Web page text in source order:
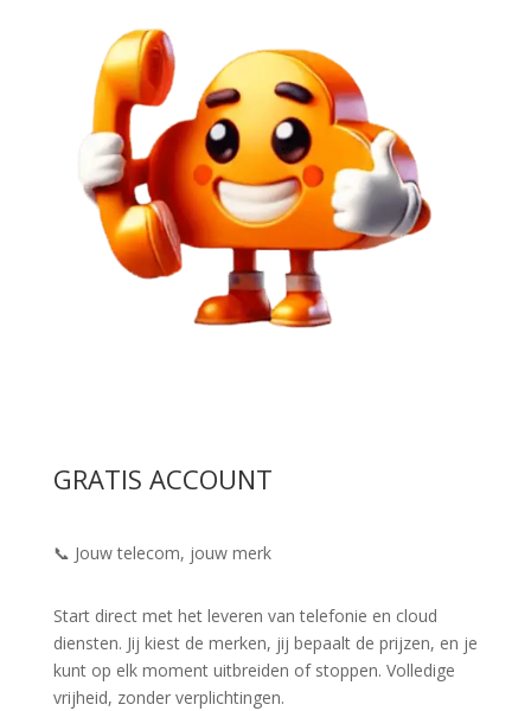
GRATIS ACCOUNT
📞 Jouw telecom, jouw merk
Start direct met het leveren van telefonie en cloud
diensten. Jij kiest de merken, jij bepaalt de prijzen, en je
kunt op elk moment uitbreiden of stoppen. Volledige
vrijheid, zonder verplichtingen.